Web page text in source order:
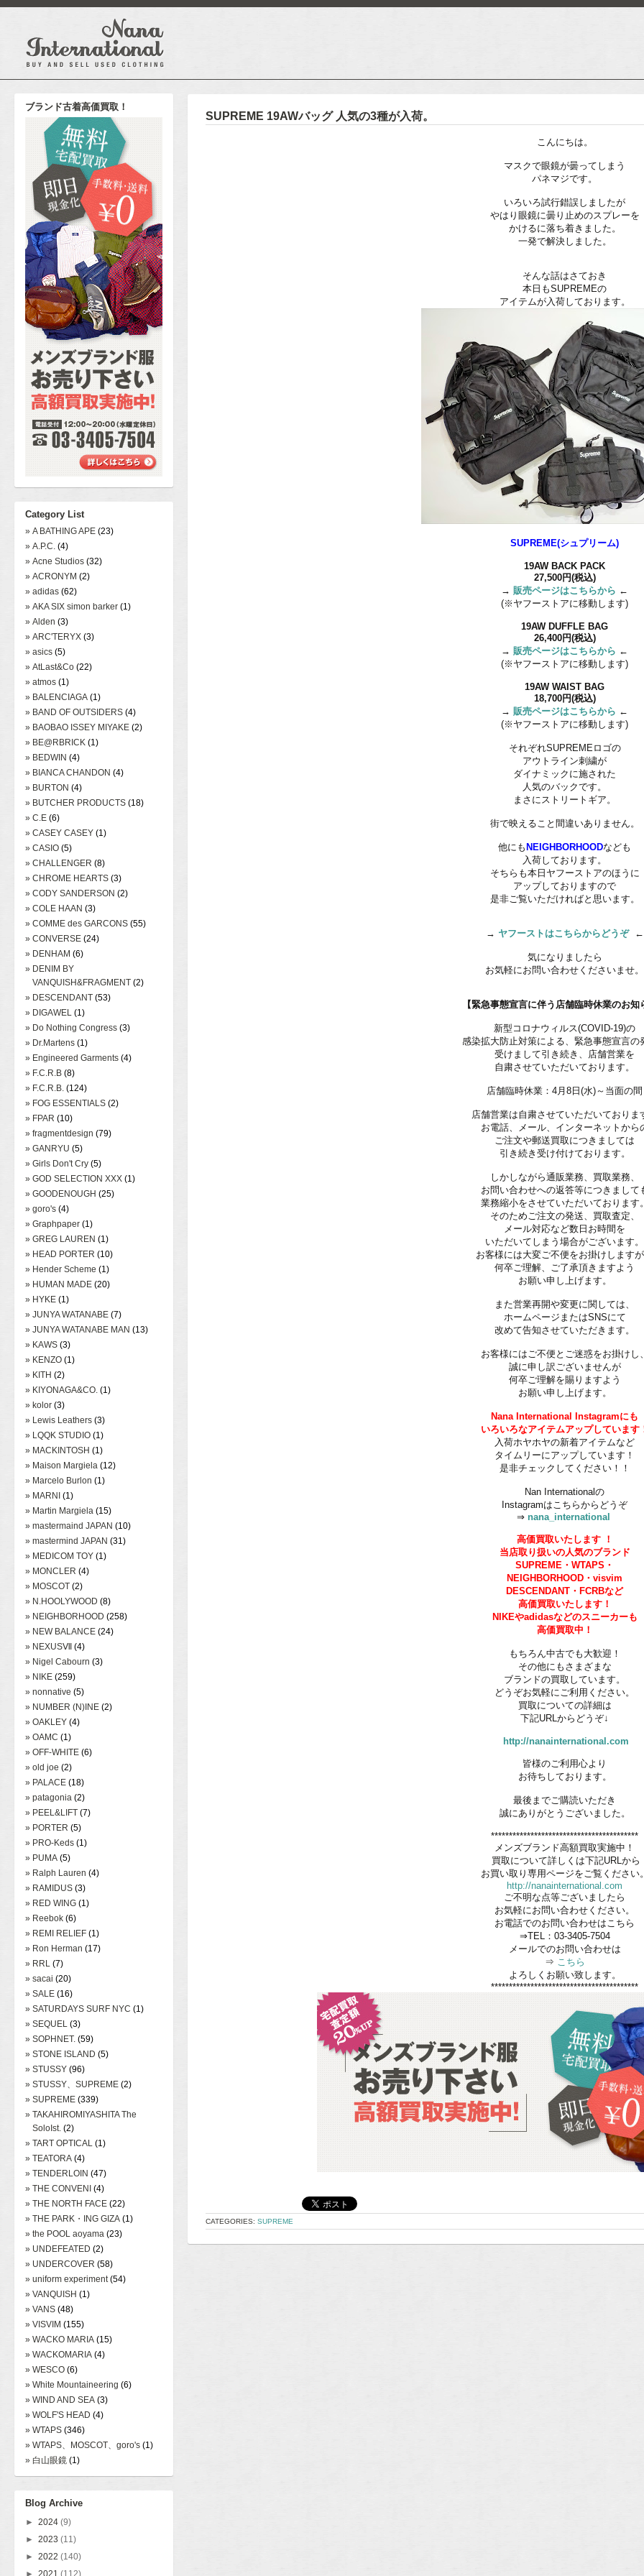
ブランド古着高価買取！
Category List
» A BATHING APE (23)
» A.P.C. (4)
» Acne Studios (32)
» ACRONYM (2)
» adidas (62)
» AKA SIX simon barker (1)
» Alden (3)
» ARC'TERYX (3)
» asics (5)
» AtLast&Co (22)
» atmos (1)
» BALENCIAGA (1)
» BAND OF OUTSIDERS (4)
» BAOBAO ISSEY MIYAKE (2)
» BE@RBRICK (1)
» BEDWIN (4)
» BIANCA CHANDON (4)
» BURTON (4)
» BUTCHER PRODUCTS (18)
» C.E (6)
» CASEY CASEY (1)
» CASIO (5)
» CHALLENGER (8)
» CHROME HEARTS (3)
» CODY SANDERSON (2)
» COLE HAAN (3)
» COMME des GARCONS (55)
» CONVERSE (24)
» DENHAM (6)
» DENIM BY
VANQUISH&FRAGMENT (2)
» DESCENDANT (53)
» DIGAWEL (1)
» Do Nothing Congress (3)
» Dr.Martens (1)
» Engineered Garments (4)
» F.C.R.B (8)
» F.C.R.B. (124)
» FOG ESSENTIALS (2)
» FPAR (10)
» fragmentdesign (79)
» GANRYU (5)
» Girls Don't Cry (5)
» GOD SELECTION XXX (1)
» GOODENOUGH (25)
» goro's (4)
» Graphpaper (1)
» GREG LAUREN (1)
» HEAD PORTER (10)
» Hender Scheme (1)
» HUMAN MADE (20)
» HYKE (1)
» JUNYA WATANABE (7)
» JUNYA WATANABE MAN (13)
» KAWS (3)
» KENZO (1)
» KITH (2)
» KIYONAGA&CO. (1)
» kolor (3)
» Lewis Leathers (3)
» LQQK STUDIO (1)
» MACKINTOSH (1)
» Maison Margiela (12)
» Marcelo Burlon (1)
» MARNI (1)
» Martin Margiela (15)
» mastermaind JAPAN (10)
» mastermind JAPAN (31)
» MEDICOM TOY (1)
» MONCLER (4)
» MOSCOT (2)
» N.HOOLYWOOD (8)
» NEIGHBORHOOD (258)
» NEW BALANCE (24)
» NEXUSⅦ (4)
» Nigel Cabourn (3)
» NIKE (259)
» nonnative (5)
» NUMBER (N)INE (2)
» OAKLEY (4)
» OAMC (1)
» OFF-WHITE (6)
» old joe (2)
» PALACE (18)
» patagonia (2)
» PEEL&LIFT (7)
» PORTER (5)
» PRO-Keds (1)
» PUMA (5)
» Ralph Lauren (4)
» RAMIDUS (3)
» RED WING (1)
» Reebok (6)
» REMI RELIEF (1)
» Ron Herman (17)
» RRL (7)
» sacai (20)
» SALE (16)
» SATURDAYS SURF NYC (1)
» SEQUEL (3)
» SOPHNET. (59)
» STONE ISLAND (5)
» STUSSY (96)
» STUSSY、SUPREME (2)
» SUPREME (339)
» TAKAHIROMIYASHITA The
SoloIst. (2)
» TART OPTICAL (1)
» TEATORA (4)
» TENDERLOIN (47)
» THE CONVENI (4)
» THE NORTH FACE (22)
» THE PARK・ING GIZA (1)
» the POOL aoyama (23)
» UNDEFEATED (2)
» UNDERCOVER (58)
» uniform experiment (54)
» VANQUISH (1)
» VANS (48)
» VISVIM (155)
» WACKO MARIA (15)
» WACKOMARIA (4)
» WESCO (6)
» White Mountaineering (6)
» WIND AND SEA (3)
» WOLF'S HEAD (4)
» WTAPS (346)
» WTAPS、MOSCOT、goro's (1)
» 白山眼鏡 (1)
Blog Archive
► 2024 (9)
► 2023 (11)
► 2022 (140)
► 2021 (112)
SUPREME 19AWバッグ 人気の3種が入荷。
こんにちは。
マスクで眼鏡が曇ってしまう
パネマジです。
いろいろ試行錯誤しましたが
やはり眼鏡に曇り止めのスプレーを
かけるに落ち着きました。
一発で解決しました。
そんな話はさておき
本日もSUPREMEの
アイテムが入荷しております。
SUPREME(シュプリーム)
19AW BACK PACK
27,500円(税込)
→販売ページはこちらから ←
(※ヤフーストアに移動します)
19AW DUFFLE BAG
26,400円(税込)
→販売ページはこちらから ←
(※ヤフーストアに移動します)
19AW WAIST BAG
18,700円(税込)
→販売ページはこちらから ←
(※ヤフーストアに移動します)
それぞれSUPREMEロゴの
アウトライン刺繍が
ダイナミックに施された
人気のバックです。
まさにストリートギア。
街で映えること間違いありません。
他にも NEIGHBORHOODなども
入荷しております。
そちらも本日ヤフーストアのほうに
アップしておりますので
是非ご覧いただければと思います。
→ ヤフーストはこちらからどうぞ←
気になりましたら
お気軽にお問い合わせくださいませ。
【緊急事態宣言に伴う店舗臨時休業のお知
新型コロナウィルス(COVID-19)の
感染拡大防止対策による、緊急事態宣言の
受けまして引き続き、店舗営業を
自粛させていただいております。
店舗臨時休業：4月8日(水)～当面の間
店舗営業は自粛させていただいておりま
お電話、メール、インターネットから
ご注文や郵送買取につきましては
引き続き受け付けております。
しかしながら通販業務、買取業務、
お問い合わせへの返答等につきまして
業務縮小をさせていただいております
そのためご注文の発送、買取査定、
メール対応など数日お時間を
いただいてしまう場合がございます。
お客様には大変ご不便をお掛けします
何卒ご理解、ご了承頂きますよう
お願い申し上げます。
また営業再開や変更に関しては、
ホームページまたはSNSにて
改めて告知させていただきます。
お客様にはご不便とご迷惑をお掛けし
誠に申し訳ございませんが
何卒ご理解を賜りますよう
お願い申し上げます。
Nana International Instagramにも
いろいろなアイテムアップしています
入荷ホヤホヤの新着アイテムなど
タイムリーにアップしています！
是非チェックしてください！！
Nan Internationalの
Instagramはこちらからどうぞ
⇒ nana_international
高価買取いたします！
当店取り扱いの人気のブランド
SUPREME・WTAPS・
NEIGHBORHOOD・visvim
DESCENDANT・FCRBなど
高価買取いたします！
NIKEやadidasなどのスニーカーも
高価買取中！
もちろん中古でも大歓迎！
その他にもさまざまな
ブランドの買取しています。
どうぞお気軽にご利用ください。
買取についての詳細は
下記URLからどうぞ↓
http://nanainternational.com
皆様のご利用心より
お待ちしております。
最後までご購読いただき
誠にありがとうございました。
*****************************************
メンズブランド高額買取実施中！
買取について詳しくは下記URLから
お買い取り専用ページをご覧ください
http://nanainternational.com
ご不明な点等ございましたら
お気軽にお問い合わせください。
お電話でのお問い合わせはこちら
⇒TEL：03-3405-7504
メールでのお問い合わせは
⇒ こちら
よろしくお願い致します。
*****************************************
CATEGORIES: SUPREME